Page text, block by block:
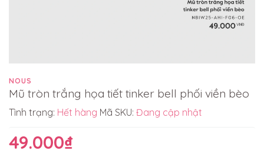
NOUS
Mũ tròn trắng họa tiết tinker bell phối viền bèo
Tình trạng: Hết hàng Mã SKU: Đang cập nhật
49.000₫